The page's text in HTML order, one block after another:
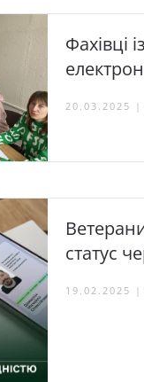
Фахівці
20.03.2025
статус
19.02.2025